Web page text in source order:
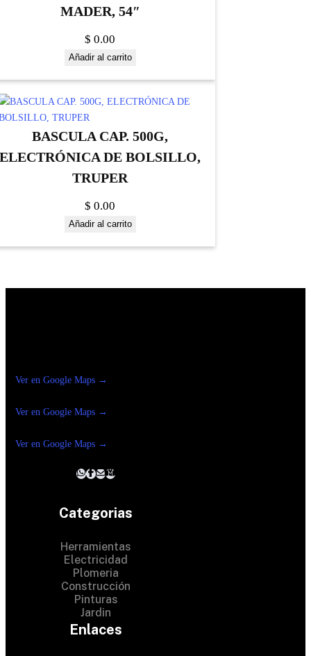
MADER, 54″
$ 0.00
Añadir al carrito
BASCULA CAP. 500G,
ELECTRÓNICA DE BOLSILLO,
TRUPER
$ 0.00
Añadir al carrito
Ver en Google Maps →
Ver en Google Maps →
Ver en Google Maps →
Categorias
Herramientas
Electricidad
Plomeria
Construcción
Pinturas
Jardin
Enlaces